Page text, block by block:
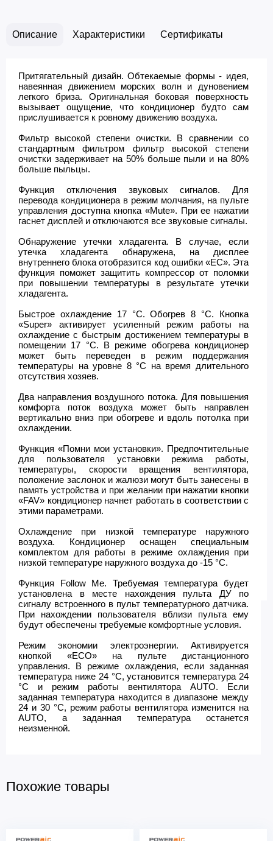
Описание Характеристики Сертификаты
Притягательный дизайн. Обтекаемые формы - идея,
навеянная движением морских волн и дуновением
легкого бриза. Оригинальная боковая поверхность
вызывает ощущение, что кондиционер будто сам
прислушивается к ровному движению воздуха.
Фильтр высокой степени очистки. В сравнении со
стандартным фильтром фильтр высокой степени
очистки задерживает на 50% больше пыли и на 80%
больше пыльцы.
Функция отключения звуковых сигналов. Для
перевода кондиционера в режим молчания, на пульте
управления доступна кнопка «Mute». При ее нажатии
гаснет дисплей и отключаются все звуковые сигналы.
Обнаружение утечки хладагента. В случае, если
утечка хладагента обнаружена, на дисплее
внутреннего блока отобразится код ошибки «EС». Эта
функция поможет защитить компрессор от поломки
при повышении температуры в результате утечки
хладагента.
Быстрое охлаждение 17 °С. Обогрев 8 °С. Кнопка
«Super» активирует усиленный режим работы на
охлаждение с быстрым достижением температуры в
помещении 17 °С. В режиме обогрева кондиционер
может быть переведен в режим поддержания
температуры на уровне 8 °С на время длительного
отсутствия хозяев.
Два направления воздушного потока. Для повышения
комфорта поток воздуха может быть направлен
вертикально вниз при обогреве и вдоль потолка при
охлаждении.
Функция «Помни мои установки». Предпочтительные
для пользователя установки режима работы,
температуры, скорости вращения вентилятора,
положение заслонок и жалюзи могут быть занесены в
память устройства и при желании при нажатии кнопки
«FAV» кондиционер начнет работать в соответствии с
этими параметрами.
Охлаждение при низкой температуре наружного
воздуха. Кондиционер оснащен специальным
комплектом для работы в режиме охлаждения при
низкой температуре наружного воздуха до -15 °С.
Функция Follow Me. Требуемая температура будет
установлена в месте нахождения пульта ДУ по
сигналу встроенного в пульт температурного датчика.
При нахождении пользователя вблизи пульта ему
будут обеспечены требуемые комфортные условия.
Режим экономии электроэнергии. Активируется
кнопкой «ECO» на пульте дистанционного
управления. В режиме охлаждения, если заданная
температура ниже 24 °C, установится температура 24
°C и режим работы вентилятора AUTO. Если
заданная температура находится в диапазоне между
24 и 30 °C, режим работы вентилятора изменится на
AUTO, а заданная температура останется
неизменной.
Похожие товары